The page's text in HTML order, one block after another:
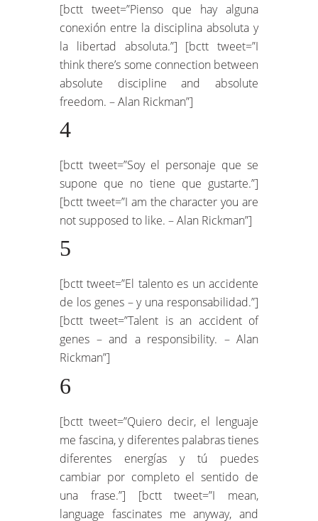
[bctt tweet=”Pienso que hay alguna
conexión entre la disciplina absoluta y
la libertad absoluta.”] [bctt tweet=”I
think there’s some connection between
absolute discipline and absolute
freedom. – Alan Rickman”]
4
[bctt tweet=”Soy el personaje que se
supone que no tiene que gustarte.”]
[bctt tweet=”I am the character you are
not supposed to like. – Alan Rickman”]
5
[bctt tweet=”El talento es un accidente
de los genes – y una responsabilidad.”]
[bctt tweet=”Talent is an accident of
genes – and a responsibility. – Alan
Rickman”]
6
[bctt tweet=”Quiero decir, el lenguaje
me fascina, y diferentes palabras tienes
diferentes energías y tú puedes
cambiar por completo el sentido de
una frase.”] [bctt tweet=”I mean,
language fascinates me anyway, and